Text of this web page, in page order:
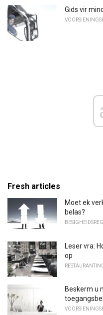
Gids vir
Fresh articles
Moet ek
belas?
Leser vra:
op
Beskerm u